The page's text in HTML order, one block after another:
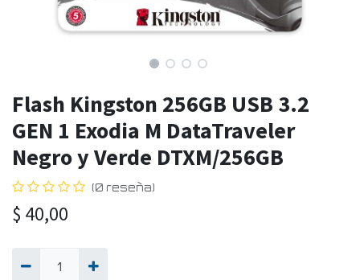
Flash Kingston 256GB USB 3.2
GEN 1 Exodia M DataTraveler
Negro y Verde DTXM/256GB
(0 reseña)
$ 40,00